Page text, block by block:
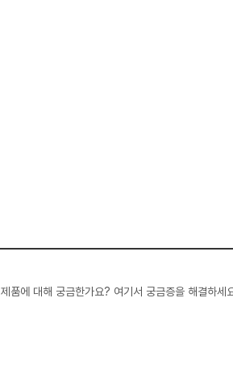
제품에 대해 궁금한가요? 여기서 궁금증을 해결하세